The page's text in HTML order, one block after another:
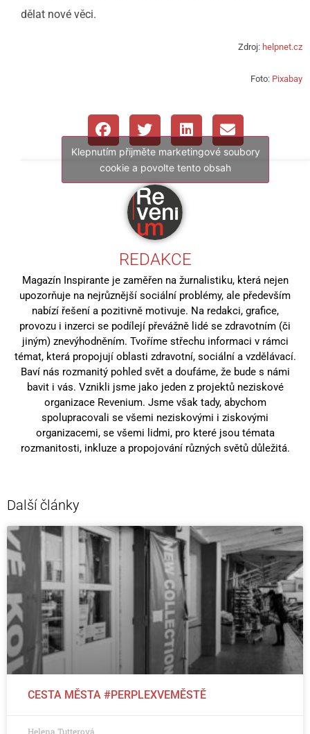
dělat nové věci.
Zdroj: helpnet.cz
Foto: Pixabay
Klepnutím přijměte marketingové soubory
cookie a povolte tento obsah
REDAKCE
Magazín Inspirante je zaměřen na žurnalistiku, která nejen
upozorňuje na nejrůznější sociální problémy, ale především
nabízí řešení a pozitivně motivuje. Na redakci, grafice,
provozu i inzerci se podílejí převážně lidé se zdravotním (či
jiným) znevýhodněním. Tvoříme střechu informaci v rámci
témat, která propojují oblasti zdravotní, sociální a vzdělávací.
Baví nás rozmanitý pohled svět a doufáme, že bude s námi
bavit i vás. Vznikli jsme jako jeden z projektů neziskové
organizace Revenium. Jsme však tady, abychom
spolupracovali se všemi neziskovými i ziskovými
organizacemi, se všemi lidmi, pro které jsou témata
rozmanitosti, inkluze a propojování různých světů důležitá.
Další články
CESTA MĚSTA #PERPLEXVEMĚSTĚ
Helena Tutterová